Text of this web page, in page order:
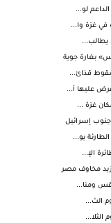
لو...
غزة وا...
يطالب...
بغارة جوية
قذائ...
عليها أ...
غزة ...
إسرائيل
يو...
الإ...
مخاوف مصر
ومنا...
الثلا...